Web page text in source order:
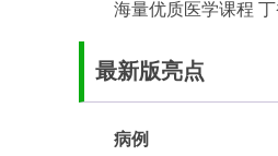
海量优质医学课程
最新版亮点
病例